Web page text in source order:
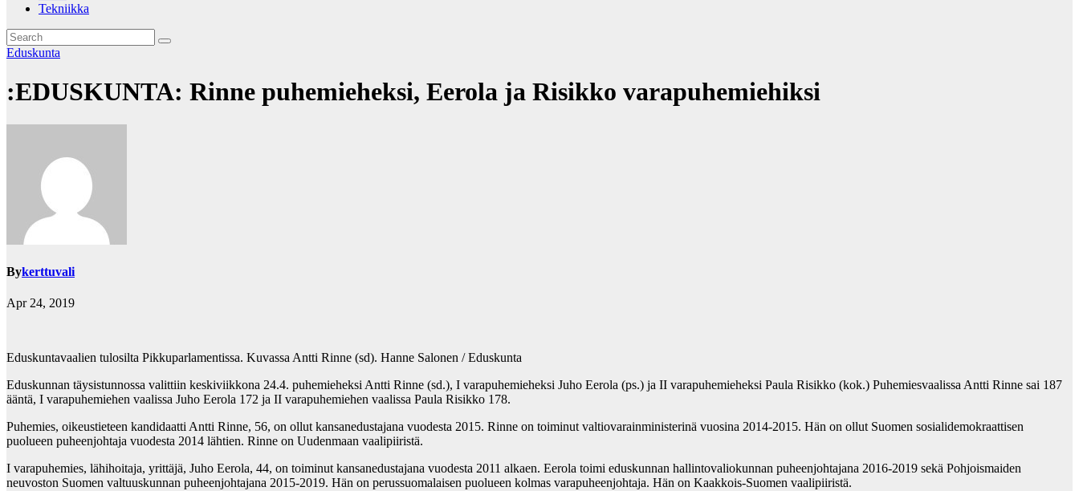
Tekniikka
Eduskunta
:EDUSKUNTA: Rinne puhemieheksi, Eerola ja Risikko varapuhemiehiksi
Bykerttuvali
Apr 24, 2019
Eduskuntavaalien tulosilta Pikkuparlamentissa. Kuvassa Antti Rinne (sd). Hanne Salonen / Eduskunta
Eduskunnan täysistunnossa valittiin keskiviikkona 24.4. puhemieheksi Antti Rinne (sd.), I varapuhemieheksi Juho Eerola (ps.) ja II varapuhemieheksi Paula Risikko (kok.) Puhemiesvaalissa Antti Rinne sai 187
ääntä, I varapuhemiehen vaalissa Juho Eerola 172 ja II varapuhemiehen vaalissa Paula Risikko 178.
Puhemies, oikeustieteen kandidaatti Antti Rinne, 56, on ollut kansanedustajana vuodesta 2015. Rinne on toiminut valtiovarainministerinä vuosina 2014-2015. Hän on ollut Suomen sosialidemokraattisen
puolueen puheenjohtaja vuodesta 2014 lähtien. Rinne on Uudenmaan vaalipiiristä.
I varapuhemies, lähihoitaja, yrittäjä, Juho Eerola, 44, on toiminut kansanedustajana vuodesta 2011 alkaen. Eerola toimi eduskunnan hallintovaliokunnan puheenjohtajana 2016-2019 sekä Pohjoismaiden
neuvoston Suomen valtuuskunnan puheenjohtajana 2015-2019. Hän on perussuomalaisen puolueen kolmas varapuheenjohtaja. Hän on Kaakkois-Suomen vaalipiiristä.